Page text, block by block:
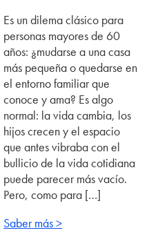
Es un dilema clásico para
personas mayores de 60
años: ¿mudarse a una casa
más pequeña o quedarse en
el entorno familiar que
conoce y ama? Es algo
normal: la vida cambia, los
hijos crecen y el espacio
que antes vibraba con el
bullicio de la vida cotidiana
puede parecer más vacío.
Pero, como para […]
Saber más >